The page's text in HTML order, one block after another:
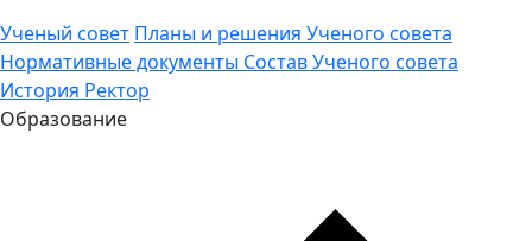
Ученый совет Планы и решения Ученого совета
Нормативные документы Состав Ученого совета
История Ректор
Образование